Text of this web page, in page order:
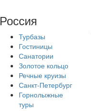
Россия
Турбазы
Гостиницы
Санатории
Золотое кольцо
Речные круизы
Санкт-Петербург
Горнолыжные
туры